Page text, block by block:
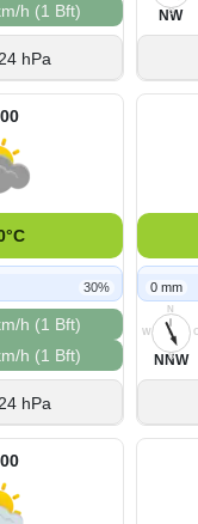
h (1 Bft)
hPa
S
NW
30%
h (1 Bft)
h (1 Bft)
hPa
0 mm
N
S
W
NNW